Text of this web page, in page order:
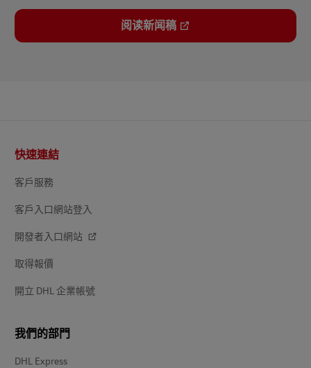
阅读新闻稿
頁
尾
快速連結
客戶服務
客戶入口網站登入
開發者入口網站
取得報價
開立 DHL 企業帳號
我們的部門
DHL Express